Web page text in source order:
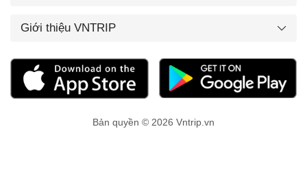
Giới thiệu VNTRIP
Bản quyền © 2026 Vntrip.vn